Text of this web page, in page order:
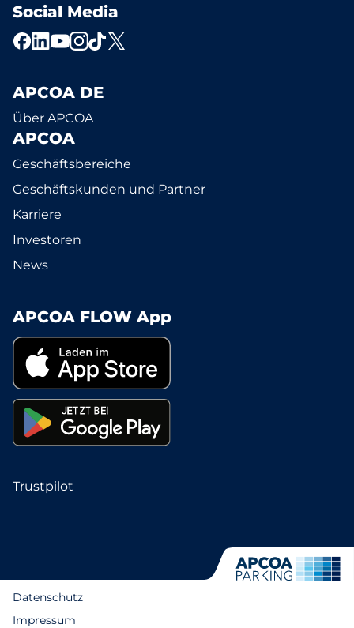
Social Media
APCOA DE
Über APCOA
APCOA
Geschäftsbereiche
Geschäftskunden und Partner
Karriere
Investoren
News
APCOA FLOW App
Trustpilot
Datenschutz
Impressum